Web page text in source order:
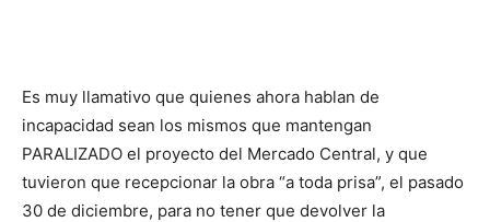
Es muy llamativo que quienes ahora hablan de
incapacidad sean los mismos que mantengan
PARALIZADO el proyecto del Mercado Central, y que
tuvieron que recepcionar la obra “a toda prisa”, el pasado
30 de diciembre, para no tener que devolver la